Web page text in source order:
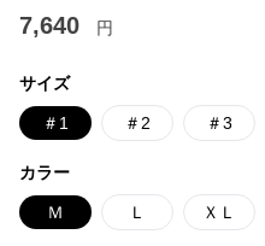
7,640 円
サイズ
＃1 ＃2 ＃3
カラー
Ｍ Ｌ ＸＬ